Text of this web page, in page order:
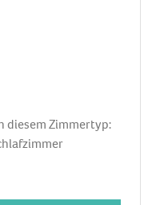
diesem Zimmertyp: